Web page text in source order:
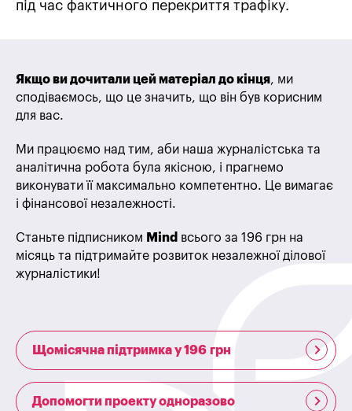
під час фактичного перекриття трафіку.
Якщо ви дочитали цей матеріал до кінця, ми
сподіваємось, що це значить, що він був корисним
для вас.
Ми працюємо над тим, аби наша журналістська та
аналітична робота була якісною, і прагнемо
виконувати її максимально компетентно. Це вимагає
і фінансової незалежності.
Станьте підписником Mind всього за 196 грн на
місяць та підтримайте розвиток незалежної ділової
журналістики!
Щомісячна підтримка у 196 грн
Допомогти проекту одноразово